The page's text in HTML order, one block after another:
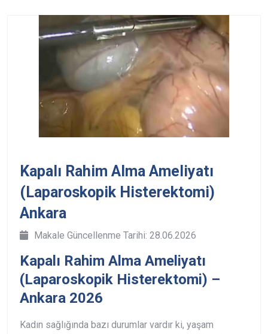
Kapalı Rahim Alma Ameliyatı
(Laparoskopik Histerektomi)
Ankara
Makale Güncellenme Tarihi: 28.06.2026
Kapalı Rahim Alma Ameliyatı
(Laparoskopik Histerektomi) –
Ankara 2026
Kadın sağlığında bazı durumlar vardır ki, yaşam